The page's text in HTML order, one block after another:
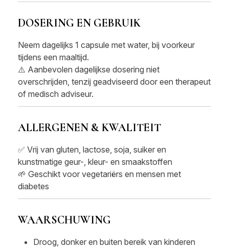
DOSERING EN GEBRUIK
Neem dagelijks 1 capsule met water, bij voorkeur
tijdens een maaltijd.
⚠️ Aanbevolen dagelijkse dosering niet
overschrijden, tenzij geadviseerd door een therapeut
of medisch adviseur.
ALLERGENEN & KWALITEIT
✅ Vrij van gluten, lactose, soja, suiker en
kunstmatige geur-, kleur- en smaakstoffen
🌱 Geschikt voor vegetariërs en mensen met
diabetes
WAARSCHUWING
Droog, donker en buiten bereik van kinderen